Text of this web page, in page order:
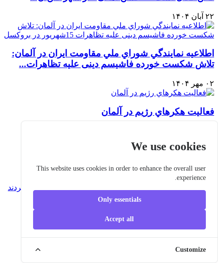
۲۲ آبان ۱۴۰۴
اطلاعيه نمايندگي شوراي ملي مقاومت ايران در آلمان:
تلاش شکست خورده فاشیسم دینی علیه تظاهرات...
۰۲ مهر ۱۴۰۴
فعاليت هكرهاي رژيم در آلمان
۲۰ مرداد ۱۴۰۴
آمریکا و ۱۳ کشور دیگر عملیات اطلاعاتی ایران را
۰۹ مرداد ۱۴۰۴
We use cookies
This website uses cookies in order to enhance the overall user
experience.
Only essentials
Accept all
Customize